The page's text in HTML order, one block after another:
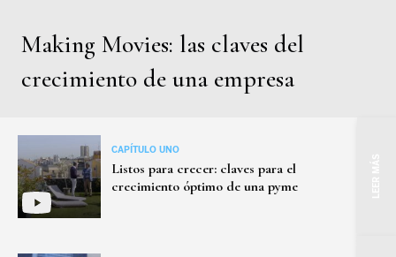
Making Movies: las claves del
crecimiento de una empresa
CAPÍTULO UNO
Listos para crecer: claves para el
crecimiento óptimo de una pyme